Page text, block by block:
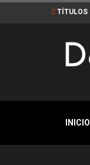
TÍTULOS
INICIO